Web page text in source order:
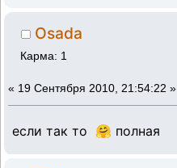
Osada
Карма: 1
« 19 Сентября 2010, 21:54:22 »
если так то 🤗 полная